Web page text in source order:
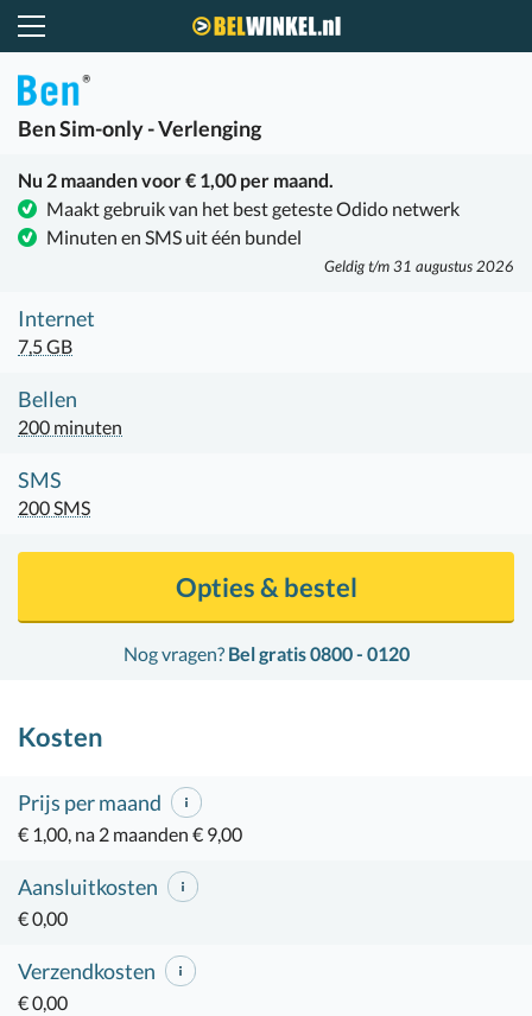
BenSim-only - Verlenging
Nu 2 maanden voor € 1,00 per maand.
Maakt gebruik van het best geteste Odido netwerk
Minuten en SMS uit één bundel
Geldig t/m 31 augustus 2026
Internet
7,5 GB
Bellen
200 minuten
SMS
200 SMS
Nog vragen? Bel gratis 0800 - 0120
Opties & bestel
Kosten
Prijs per maand
€ 1,00, na 2 maanden € 9,00
Aansluitkosten
€ 0,00
Verzendkosten
€ 0,00